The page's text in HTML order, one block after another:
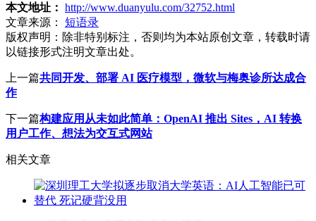
本文地址： http://www.duanyulu.com/32752.html
文章来源：
短语录
版权声明： 除非特别标注，否则均为本站原创文章，转载时请
以链接形式注明文章出处。
上一篇共同开发、部署 AI 医疗模型，微软与梅奥诊所达成合
作
下一篇构建应用从未如此简单：OpenAI 推出 Sites，AI 转换
用户工作、想法为交互式网站
相关文章